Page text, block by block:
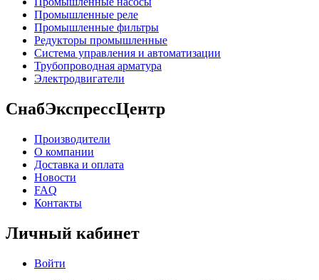
Промышленные реле
Промышленные фильтры
Редукторы промышленные
Система управления и автоматизации
Трубопроводная арматура
Электродвигатели
СнабЭкспрессЦентр
Производители
О компании
Доставка и оплата
Новости
FAQ
Контакты
Личный кабинет
Войти